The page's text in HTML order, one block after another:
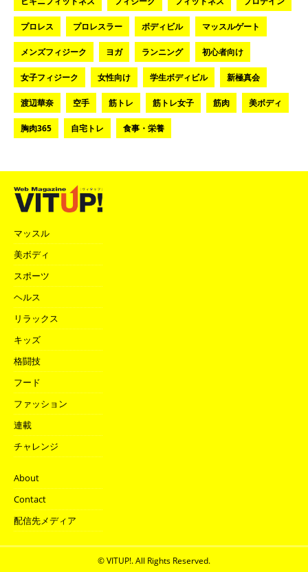
プロレス プロレスラー ボディビル マッスルゲート
メンズフィジーク ヨガ ランニング 初心者向け
女子フィジーク 女性向け 学生ボディビル 新極真会
渡辺華奈 空手 筋トレ 筋トレ女子 筋肉 美ボディ
胸肉365 自宅トレ 食事・栄養
マッスル
美ボディ
スポーツ
ヘルス
リラックス
キッズ
格闘技
フード
ファッション
連載
チャレンジ
About
Contact
配信先メディア
© VITUP!. All Rights Reserved.